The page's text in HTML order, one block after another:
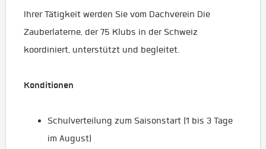
Ihrer Tätigkeit werden Sie vom Dachverein Die
Zauberlaterne, der 75 Klubs in der Schweiz
koordiniert, unterstützt und begleitet.
Konditionen
Schulverteilung zum Saisonstart (1 bis 3 Tage
im August)